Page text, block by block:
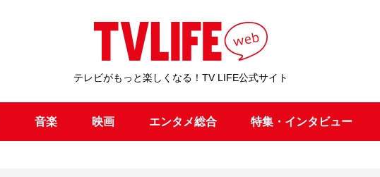
テレビがもっと楽しくなる！TV LIFE公式サイト
音楽 映画 エンタメ総合 特集・インタビュー